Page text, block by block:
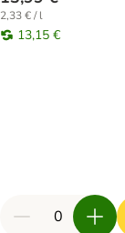
2,33 € / l
13,15 €